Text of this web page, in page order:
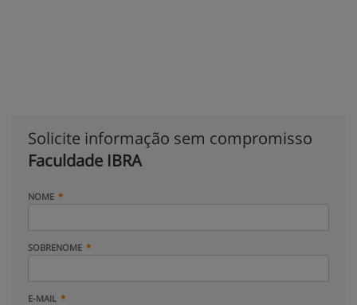
Solicite informação sem compromisso
Faculdade IBRA
NOME
SOBRENOME
E-MAIL